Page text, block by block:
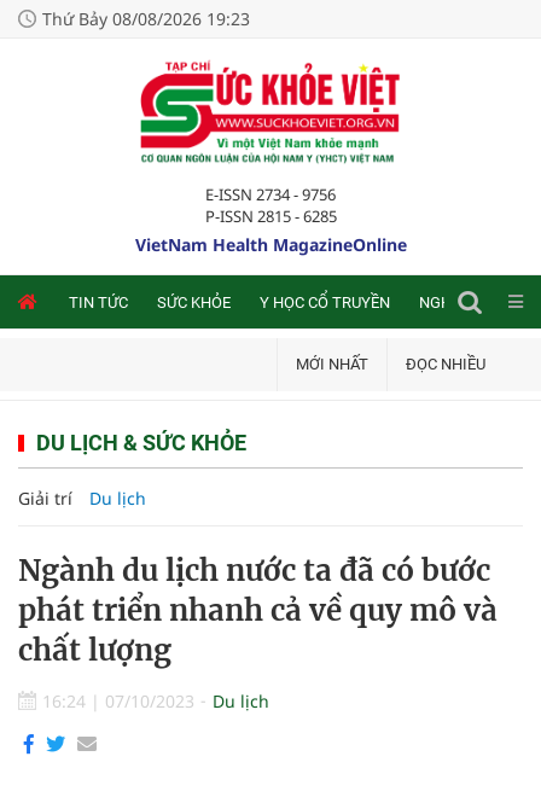
Thứ Bảy 08/08/2026 19:23
E-ISSN 2734 - 9756
P-ISSN 2815 - 6285
VietNam Health MagazineOnline
TIN TỨC SỨC KHỎE Y HỌC CỔ TRUYỀN NGHIÊN CỨU
MỚI NHẤT ĐỌC NHIỀU
DU LỊCH & SỨC KHỎE
Giải trí Du lịch
Ngành du lịch nước ta đã có bước
phát triển nhanh cả về quy mô và
chất lượng
16:24 | 07/10/2023 Du lịch